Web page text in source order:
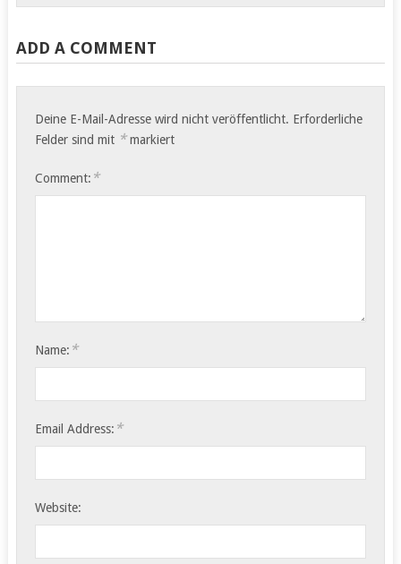
ADD A COMMENT
Deine E-Mail-Adresse wird nicht veröffentlicht. Erforderliche
Felder sind mit *markiert
Comment: *
Name: *
Email Address: *
Website: